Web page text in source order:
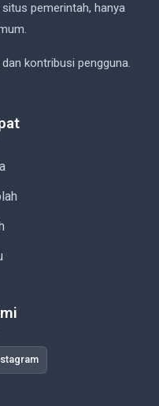
pemerintah, hanya
dan kontribusi pengguna.